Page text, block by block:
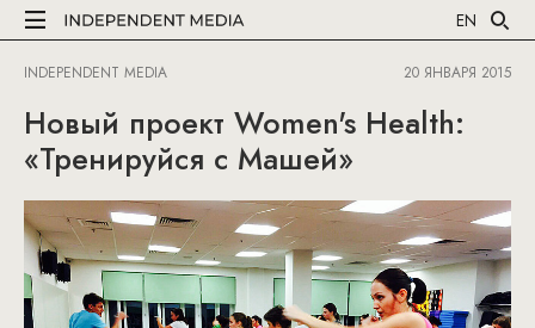
EN
INDEPENDENT MEDIA 20 ЯНВАРЯ 2015
Новый проект Women's Health:
«Тренируйся с Машей»